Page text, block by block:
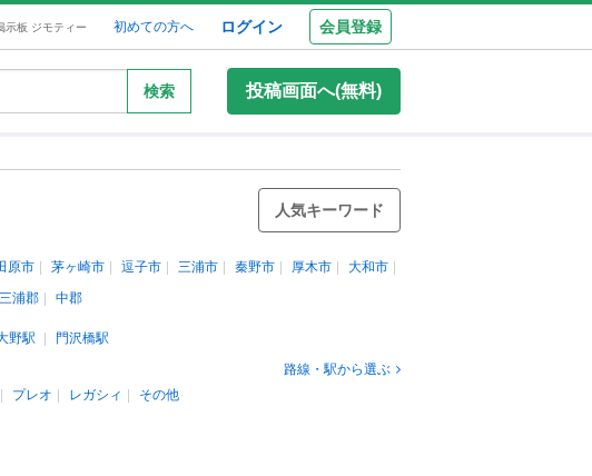
示板 ジモティー 初めての方へ ログイン 会員登録
検索 投稿画面へ(無料)
人気キーワード
原市 茅ヶ崎市 逗子市 三浦市 秦野市 厚木市
大和市
三浦郡 中郡
野駅
門沢橋駅
路線・駅から選ぶ
プレオ レガシィ その他